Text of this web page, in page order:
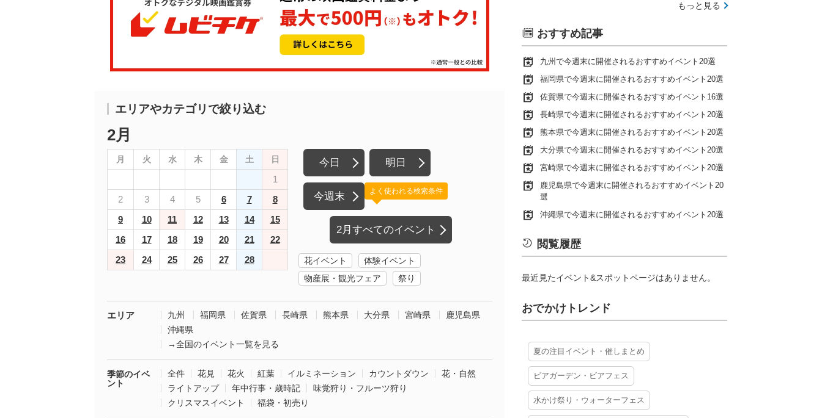
エリアやカテゴリで絞り込む
2月
月 火 水 木 金 土 日
1
2
3 4 5 6 7
8
9
10 11 12 13 14
15
16
17 18 19 20 21
22
23
24 25 26 27 28
今日 明日
今週末
2月すべてのイベント
よく使われる検索条件
花イベント
体験イベント
物産展・観光フェア
祭り
エリア 九州 福岡県 佐賀県 長崎県 熊本県 大分県 宮崎県
鹿児島県
沖縄県
→全国のイベント一覧を見る
季節のイベ
ント
全件 花見 花火 紅葉 イルミネーション カウントダウン
花・自然
ライトアップ
年中行事・歳時記
味覚狩り・フルーツ狩り
クリスマスイベント
福袋・初売り
もっと見る
おすすめ記事
九州で今週末に開催されるおすすめイベント20選
福岡県で今週末に開催されるおすすめイベント20選
佐賀県で今週末に開催されるおすすめイベント16選
長崎県で今週末に開催されるおすすめイベント20選
熊本県で今週末に開催されるおすすめイベント20選
大分県で今週末に開催されるおすすめイベント20選
宮崎県で今週末に開催されるおすすめイベント20選
鹿児島県で今週末に開催されるおすすめイベント20
選
沖縄県で今週末に開催されるおすすめイベント20選
閲覧履歴
最近見たイベント&スポットページはありません。
おでかけトレンド
夏の注目イベント・催しまとめ
ビアガーデン・ビアフェス
水かけ祭り・ウォーターフェス